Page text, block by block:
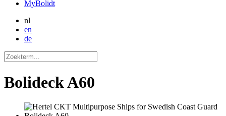
MyBolidt
nl
en
de
Bolideck A60